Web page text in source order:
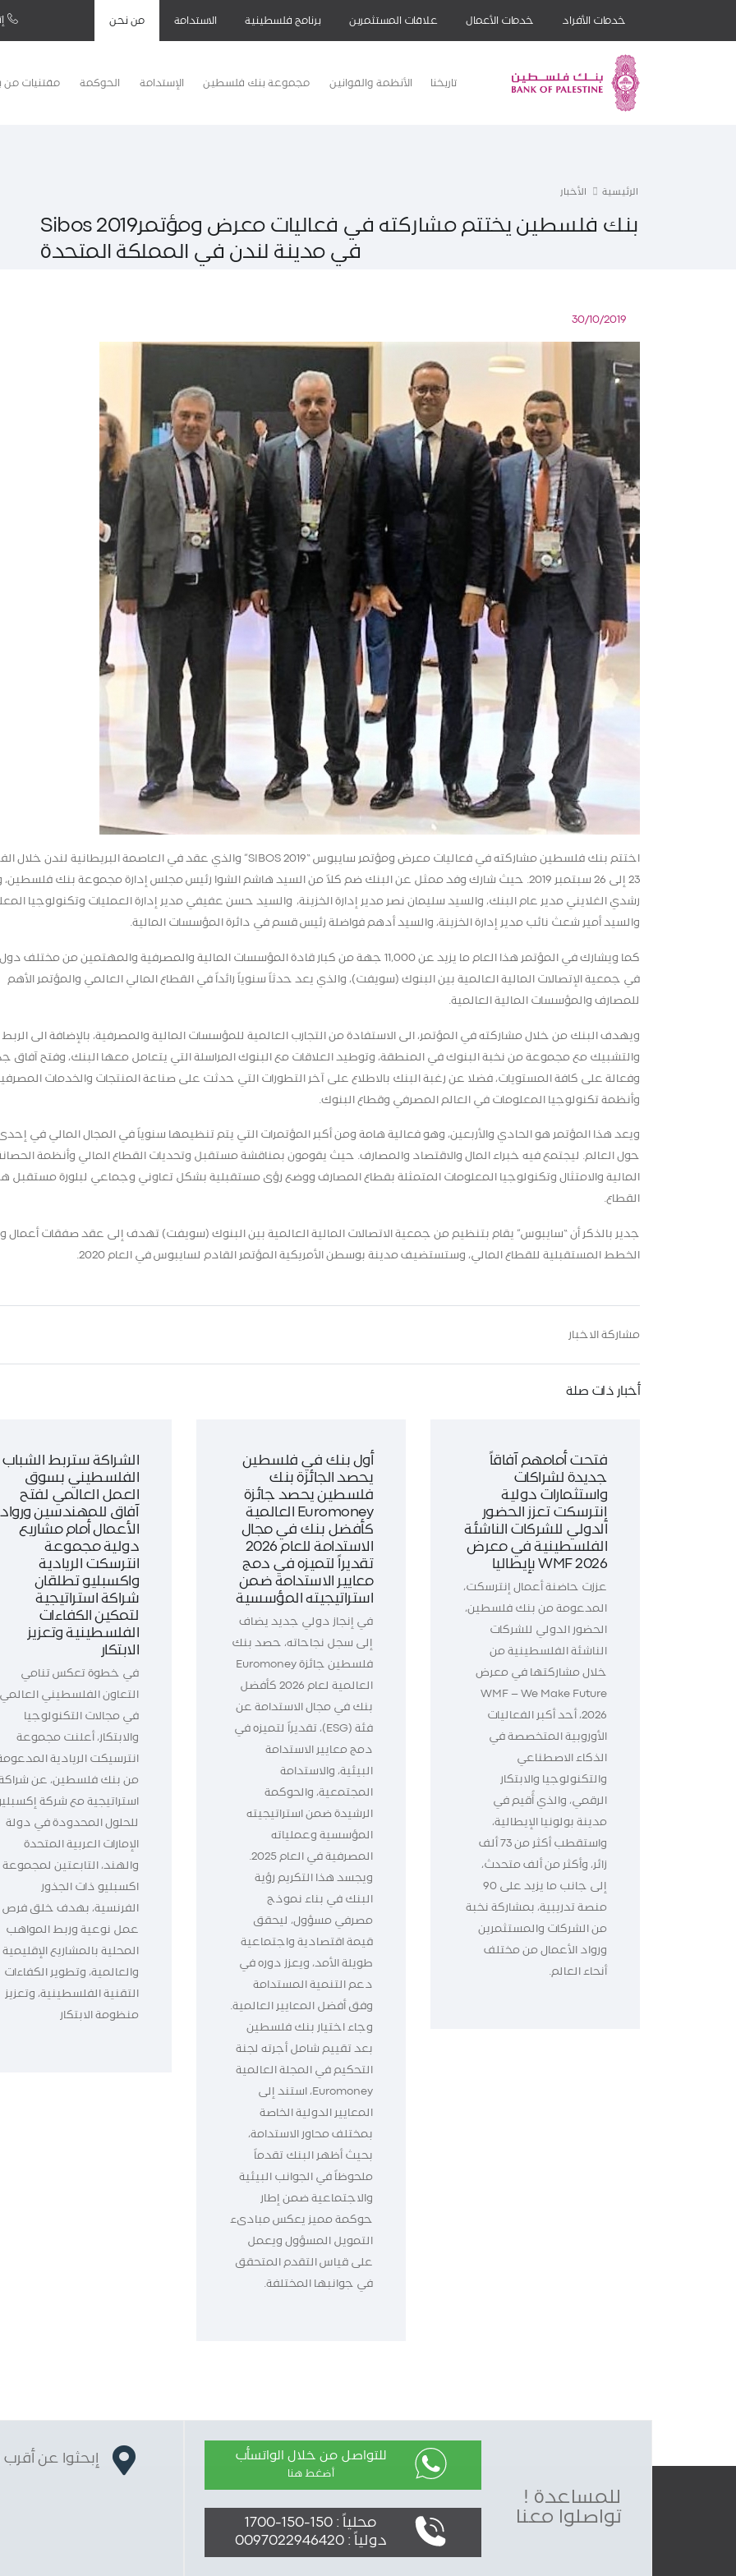
خدمات الأفراد خدمات الأعمال علاقات المستثمرين برنامج فلسطينية الاستدامة من نحن
تاريخنا الأنظمة والقوانين مجموعة بنك فلسطين الإستدامة الحوكمة مقتنيات
الرئيسية الأخبار
بنك فلسطين يختتم مشاركته في فعاليات معرض ومؤتمرSibos 2019
في مدينة لندن في المملكة المتحدة
30/10/2019
اختتم بنك فلسطين مشاركته في فعاليات معرض ومؤتمر سايبوس “SIBOS 2019” والذي عقد في العاصمة البريطانية لندن خلال
23 إلى 26 سبتمبر 2019. حيث شارك وفد ممثل عن البنك ضم كلاً من السيد هاشم الشوا رئيس مجلس إدارة مجموعة بنك فلسطين،
رشدي الغلايني مدير عام البنك، والسيد سليمان نصر مدير إدارة الخزينة، والسيد حسن عفيفي مدير إدارة العمليات وتكنولوجيا
والسيد أمير شعث نائب مدير إدارة الخزينة، والسيد أدهم فواضلة رئيس قسم في دائرة المؤسسات المالية.
كما ويشارك في المؤتمر هذا العام ما يزيد عن 11,000 جهة من كبار قادة المؤسسات المالية والمصرفية والمهتمين من مختلف دول
في جمعية الإتصالات المالية العالمية بين البنوك (سويفت)، والذي يعد حدثاً سنوياً رائداً في القطاع المالي العالمي والمؤتمر الأهم
للمصارف والمؤسسات المالية العالمية.
ويهدف البنك من خلال مشاركته في المؤتمر، الى الاستفادة من التجارب العالمية للمؤسسات المالية والمصرفية، بالإضافة الى الربط
والتشبيك مع مجموعة من نخبة البنوك في المنطقة، وتوطيد العلاقات مع البنوك المراسلة التي يتعامل معها البنك، وفتح آفاق
وفعالة على كافة المستويات، فضلا عن رغبة البنك بالاطلاع على آخر التطورات التي حدثت على صناعة المنتجات والخدمات
وأنظمة تكنولوجيا المعلومات في العالم المصرفي وقطاع البنوك.
ويعد هذا المؤتمر هو الحادي والأربعين، وهو فعالية هامة ومن أكبر المؤتمرات التي يتم تنظيمها سنوياً في المجال المالي في
حول العالم. ليجتمع فيه خبراء المال والاقتصاد والمصارف. حيث يقومون بمناقشة مستقبل وتحديات القطاع المالي وأنظمة
المالية والامتثال وتكنولوجيا المعلومات المتمثلة بقطاع المصارف ووضع رؤى مستقبلية بشكل تعاوني وجماعي لبلورة مستقبل
القطاع.
جدير بالذكر أن “سايبوس” يقام بتنظيم من جمعية الاتصالات المالية العالمية بين البنوك (سويفت) تهدف إلى عقد صفقات أعمال
الخطط المستقبلية للقطاع المالي، وستستضيف مدينة بوسطن الأمريكية المؤتمر القادم لسايبوس في العام 2020.
مشاركة الاخبار
أخبار ذات صلة
فتحت أمامهم آفاقاً
جديدة لشراكات
واستثمارات دولية
إنترسكت تعزز الحضور
الدولي للشركات الناشئة
الفلسطينية في معرض
WMF 2026 بإيطاليا
عززت حاضنة أعمال إنترسكت،
المدعومة من بنك فلسطين،
الحضور الدولي للشركات
الناشئة الفلسطينية من
خلال مشاركتها في معرض
WMF – We Make Future
2026، أحد أكبر الفعاليات
الأوروبية المتخصصة في
الذكاء الاصطناعي
والتكنولوجيا والابتكار
الرقمي، والذي أُقيم في
مدينة بولونيا الإيطالية،
واستقطب أكثر من 73 ألف
زائر، وأكثر من ألف متحدث،
إلى جانب ما يزيد على 90
منصة تدريبية، بمشاركة نخبة
من الشركات والمستثمرين
ورواد الأعمال من مختلف
أنحاء العالم.
أول بنك في فلسطين
يحصد الجائزة بنك
فلسطين يحصد جائزة
Euromoney العالمية
كأفضل بنك في مجال
الاستدامة للعام 2026
تقديراً لتميزه في دمج
معايير الاستدامة ضمن
استراتيجيته المؤسسية
في إنجاز دولي جديد يضاف
إلى سجل نجاحاته، حصد بنك
فلسطين جائزة Euromoney
العالمية لعام 2026 كأفضل
بنك في مجال الاستدامة عن
فئة (ESG)، تقديراً لتميزه في
دمج معايير الاستدامة
البيئية، والاستدامة
المجتمعية، والحوكمة
الرشيدة ضمن استراتيجيته
المؤسسية وعملياته
المصرفية في العام 2025.
ويجسد هذا التكريم رؤية
البنك في بناء نموذج
مصرفي مسؤول، ليحقق
قيمة اقتصادية واجتماعية
طويلة الأمد، ويعزز دوره في
دعم التنمية المستدامة
وفق أفضل المعايير العالمية.
وجاء اختيار بنك فلسطين
بعد تقييم شامل أجرته لجنة
التحكيم في المجلة العالمية
Euromoney، استند إلى
المعايير الدولية الخاصة
بمختلف محاور الاستدامة،
بحيث أظهر البنك تقدماً
ملحوظاً في الجوانب البيئية
والاجتماعية ضمن إطار
حوكمة مميز يعكس مبادىء
التمويل المسؤول ويعمل
على قياس التقدم المتحقق
في جوانبها المختلفة.
الشراكة ستربط الشباب
الفلسطيني بسوق
العمل العالمي لفتح
آفاق للمهندسين ورواد
الأعمال أمام مشاريع
دولية مجموعة
انترسكت الريادية
واكسبليو تطلقان
شراكة استراتيجية
لتمكين الكفاءات
الفلسطينية وتعزيز
الابتكار
في خطوة تعكس تنامي
التعاون الفلسطيني العالمي
في مجالات التكنولوجيا
والابتكار، أعلنت مجموعة
انترسيكت الريادية
من بنك فلسطين، عن
استراتيجية مع شركة
للحلول المحدودة في دولة
الإمارات العربية المتحدة
والهند، التابعتين لمجموعة
اكسبليو ذات الجذور
الفرنسية، بهدف خلق فرص
عمل نوعية وربط المواهب
المحلية بالمشاريع الإقليمية
والعالمية، وتطوير الكفاءات
التقنية الفلسطينية، وتعزيز
منظومة الابتكار
للمساعدة !
تواصلوا معنا
للتواصل من خلال الواتسأب
أضغط هنا
محلياً : 150-150-1700
دولياً : 0097022946420
إبحثوا عن أقرب